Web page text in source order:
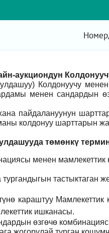
аукциондун
Колдонуучу
менен сандардын
пайдалануунун
колдонуу шарттарын
төмөнкү т
менен мамлекеттик
тастыктаган
караштуу
ишканасы.
өзгөчө